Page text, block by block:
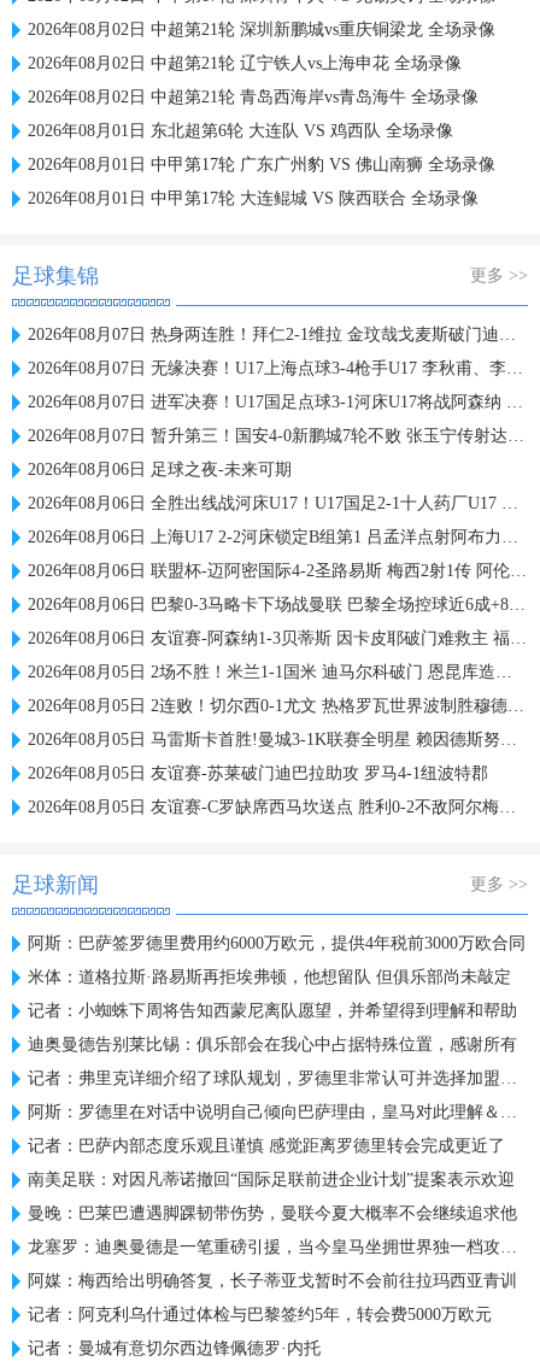
2026年08月02日 中超第21轮 深圳新鹏城vs重庆铜梁龙 全场录像
2026年08月02日 中超第21轮 辽宁铁人vs上海申花 全场录像
2026年08月02日 中超第21轮 青岛西海岸vs青岛海牛 全场录像
2026年08月01日 东北超第6轮 大连队 VS 鸡西队 全场录像
2026年08月01日 中甲第17轮 广东广州豹 VS 佛山南狮 全场录像
2026年08月01日 中甲第17轮 大连鲲城 VS 陕西联合 全场录像
足球集锦 更多 >>
2026年08月07日 热身两连胜！拜仁2-1维拉 金玟哉戈麦斯破门迪亚斯替补建功
2026年08月07日 无缘决赛！U17上海点球3-4枪手U17 李秋甫、李文博失点王启戎扑点
2026年08月07日 进军决赛！U17国足点球3-1河床U17将战阿森纳 江宇涵替补两扑点
2026年08月07日 暂升第三！国安4-0新鹏城7轮不败 张玉宁传射达万双响法比奥破门
2026年08月06日 足球之夜-未来可期
2026年08月06日 全胜出线战河床U17！U17国足2-1十人药厂U17 赵松源登场1分钟传射
2026年08月06日 上海U17 2-2河床锁定B组第1 吕孟洋点射阿布力米破门 将战A组第2
2026年08月06日 联盟杯-迈阿密国际4-2圣路易斯 梅西2射1传 阿伦助攻戴帽
2026年08月06日 巴黎0-3马略卡下场战曼联 巴黎全场控球近6成+8射3正未果
2026年08月06日 友谊赛-阿森纳1-3贝蒂斯 因卡皮耶破门难救主 福纳尔斯1射2传
2026年08月05日 2场不胜！米兰1-1国米 迪马尔科破门 恩昆库造点+点射拉莫斯登场
2026年08月05日 2连败！切尔西0-1尤文 热格罗瓦世界波制胜穆德里克时隔614天复出
2026年08月05日 马雷斯卡首胜!曼城3-1K联赛全明星 赖因德斯努里破门塞梅尼奥助攻
2026年08月05日 友谊赛-苏莱破门迪巴拉助攻 罗马4-1纽波特郡
2026年08月05日 友谊赛-C罗缺席西马坎送点 胜利0-2不敌阿尔梅里亚
足球新闻 更多 >>
阿斯：巴萨签罗德里费用约6000万欧元，提供4年税前3000万欧合同
米体：道格拉斯·路易斯再拒埃弗顿，他想留队 但俱乐部尚未敲定
记者：小蜘蛛下周将告知西蒙尼离队愿望，并希望得到理解和帮助
迪奥曼德告别莱比锡：俱乐部会在我心中占据特殊位置，感谢所有
记者：弗里克详细介绍了球队规划，罗德里非常认可并选择加盟巴萨
阿斯：罗德里在对话中说明自己倾向巴萨理由，皇马对此理解＆祝好
记者：巴萨内部态度乐观且谨慎 感觉距离罗德里转会完成更近了
南美足联：对因凡蒂诺撤回“国际足联前进企业计划”提案表示欢迎
曼晚：巴莱巴遭遇脚踝韧带伤势，曼联今夏大概率不会继续追求他
龙塞罗：迪奥曼德是一笔重磅引援，当今皇马坐拥世界独一档攻击线
阿媒：梅西给出明确答复，长子蒂亚戈暂时不会前往拉玛西亚青训
记者：阿克利乌什通过体检与巴黎签约5年，转会费5000万欧元
记者：曼城有意切尔西边锋佩德罗·内托